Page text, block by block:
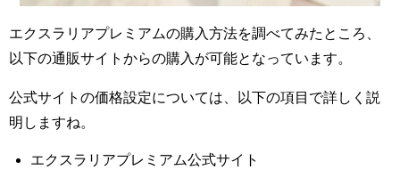
エクスラリアプレミアムの購入方法を調べてみたところ、
以下の通販サイトからの購入が可能となっています。
公式サイトの価格設定については、以下の項目で詳しく説
明しますね。
エクスラリアプレミアム公式サイト